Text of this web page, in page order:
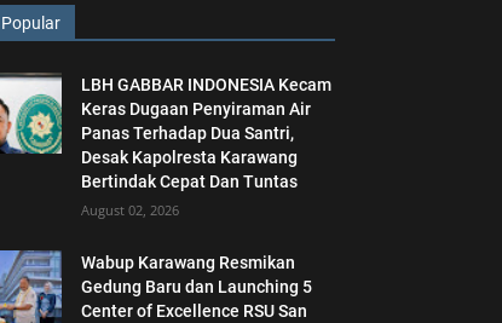
LBH GABBAR INDONESIA Kecam
Keras Dugaan Penyiraman Air
Panas Terhadap Dua Santri,
Desak Kapolresta Karawang
Bertindak Cepat Dan Tuntas
August 02, 2026
Wabup Karawang Resmikan
Gedung Baru dan Launching 5
Center of Excellence RSU San